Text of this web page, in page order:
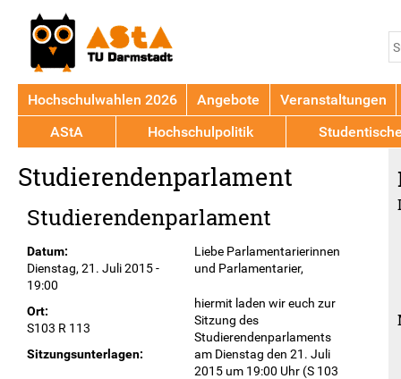
to
top
Studierendenparlament
Studierendenparlament
Datum:
Dienstag, 21. Juli 2015 -
19:00
Ort:
S103 R 113
Sitzungsunterlagen:
Liebe Parlamentarierinnen
und Parlamentarier,
hiermit laden wir euch zur
Sitzung des
Studierendenparlaments
am Dienstag den 21. Juli
2015 um 19:00 Uhr (S 103
Hochschulwahlen 2026 Angebote
Veranstaltungen
AStA
Hochschulpolitik